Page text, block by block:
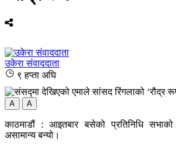
उकेरा संवाददाता
९ हप्ता अघि
A A
काठमाडौं : आइतबार बसेको प्रतिनिधि
असामान्य बन्यो।